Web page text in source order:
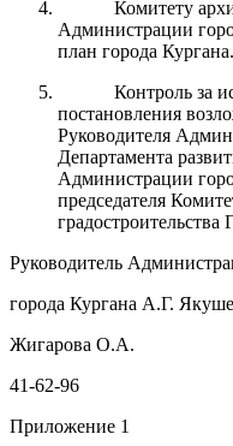
Комитету
Администрации
план города Кургана.
Контроль за
постановления
Руководителя
Департамента
Администрации
председателя
Руководитель
города Кургана А.Г.
Жигарова О.А.
41-62-96
Приложение 1